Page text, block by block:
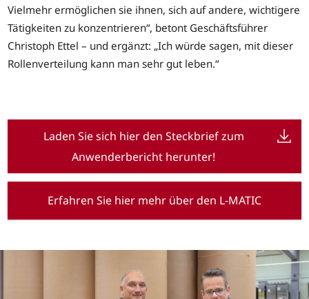
Vielmehr ermöglichen sie ihnen, sich auf andere, wichtigere
Tätigkeiten zu konzentrieren“, betont Geschäftsführer
Christoph Ettel – und ergänzt: „Ich würde sagen, mit dieser
Rollenverteilung kann man sehr gut leben.“
Laden Sie sich hier den Steckbrief zum
Anwenderbericht herunter!
Erfahren Sie hier mehr über den L-MATIC